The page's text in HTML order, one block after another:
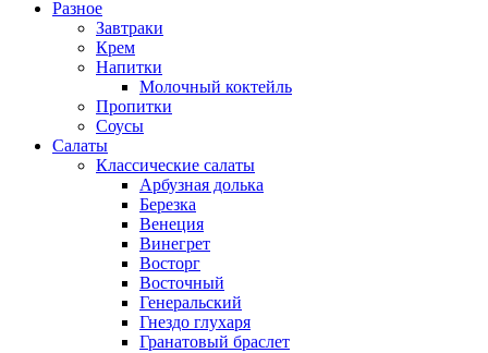
Разное
Завтраки
Крем
Напитки
Молочный коктейль
Пропитки
Соусы
Салаты
Классические салаты
Арбузная долька
Березка
Венеция
Винегрет
Восторг
Восточный
Генеральский
Гнездо глухаря
Гранатовый браслет